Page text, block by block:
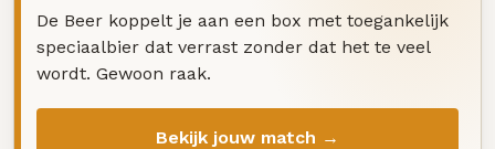
De Beer koppelt je aan een box met toegankelijk
speciaalbier dat verrast zonder dat het te veel
wordt. Gewoon raak.
Bekijk jouw match →